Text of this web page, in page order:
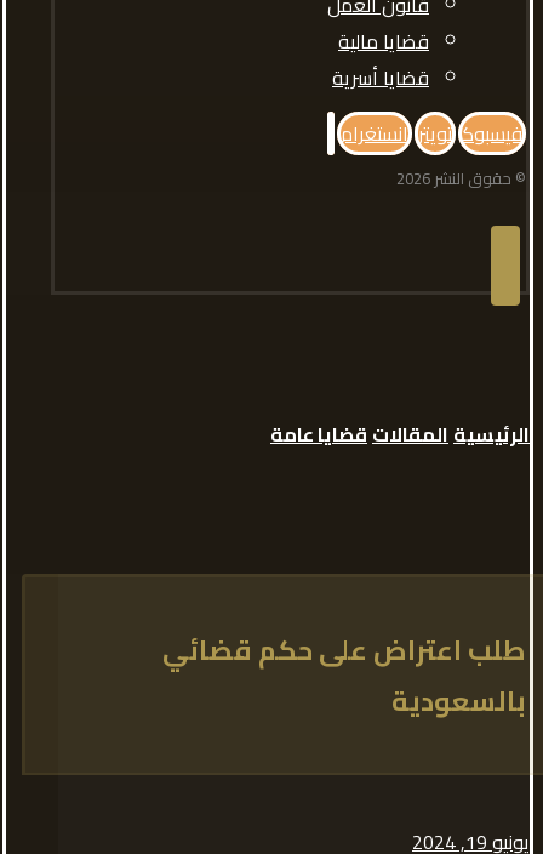
قضايا مالية
قضايا أسرية
فيسبوك تويتر انستغرام
© حقوق النشر 2026
الرئيسيةالمقالاتقضايا عامة
طلب اعتراض على حكم قضائي
بالسعودية
يونيو 19, 2024